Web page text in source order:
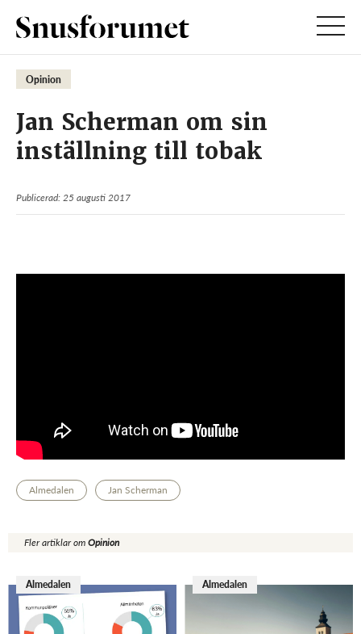
Opinion
Jan Scherman om sin
inställning till tobak
Publicerad: 25 augusti 2017
Almedalen Jan Scherman
Fler artiklar omOpinion
Almedalen Almedalen